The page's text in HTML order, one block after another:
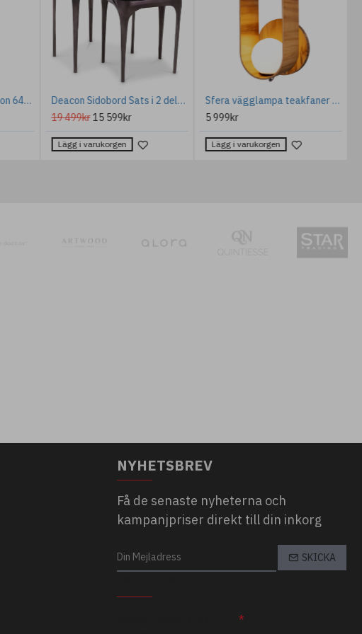
Amara Låg Soffbord Travertin 70 cm
Skygarden 1 Taklampa Brun 60cm
23 574kr
Lägg i varukorgen
Mediteraneo Bordslampa Mässing/Bouclé Skärm 76,5 cm
8 399kr
Lägg i varukorgen
NYHETSBREV
Få de senaste nyheterna och
kampanjpriser direkt till din inkorg
SKICKA